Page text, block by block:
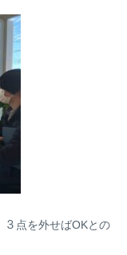
点を外せばOKとの